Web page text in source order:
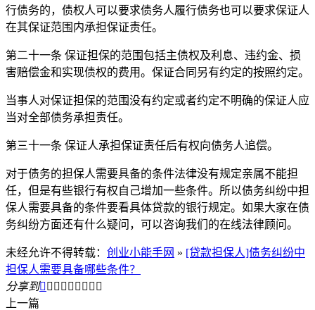
行债务的，债权人可以要求债务人履行债务也可以要求保证人
在其保证范围内承担保证责任。
第二十一条 保证担保的范围包括主债权及利息、违约金、损
害赔偿金和实现债权的费用。保证合同另有约定的按照约定。
当事人对保证担保的范围没有约定或者约定不明确的保证人应
当对全部债务承担责任。
第三十一条 保证人承担保证责任后有权向债务人追偿。
对于债务的担保人需要具备的条件法律没有规定亲属不能担
任，但是有些银行有权自己增加一些条件。所以债务纠纷中担
保人需要具备的条件要看具体贷款的银行规定。如果大家在债
务纠纷方面还有什么疑问，可以咨询我们的在线法律顾问。
未经允许不得转载： 创业小能手网 » [贷款担保人]债务纠纷中
担保人需要具备哪些条件？
分享到        
上一篇